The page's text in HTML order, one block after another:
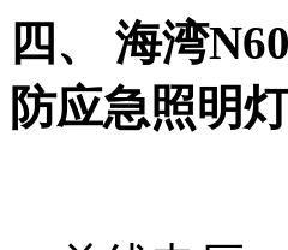
四、 海湾
防应急照明